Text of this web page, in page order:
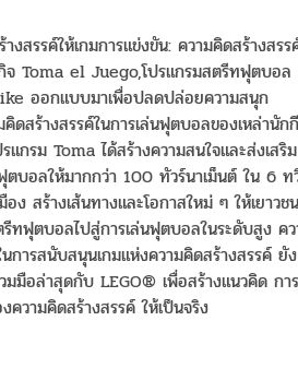
างสรรค์ให้เกมการแข่งขัน: ความคิดสร้างสร
จ Toma el Juego,โปรแกรมสตรีทฟุตบอล
ออกแบบมาเพื่อปลดปล่อยความสนุก
ดสร้างสรรค์ในการเล่นฟุตบอลของเหล่านัก
แกรม Toma ได้สร้างความสนใจและส่งเสริม
ตบอลให้มากกว่า 100 ทัวร์นาเม็นต์ ใน 6
ง สร้างเส้นทางและโอกาสใหม่ ๆ ให้เยาวชน
รีทฟุตบอลไปสู่การเล่นฟุตบอลในระดับสูง ค
ารสนับสนุนเกมแห่งความคิดสร้างสรรค์ ยัง
มมือล่าสุดกับ LEGO® เพื่อสร้างแนวคิด การ
ความคิดสร้างสรรค์ ให้เป็นจริง